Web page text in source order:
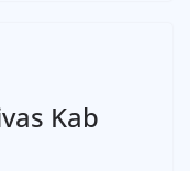
Kab